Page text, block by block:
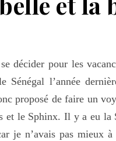
décider pour les
l’année
proposé de faire un
et le Sphinx. Il y a eu la
je n’avais pas mieux à